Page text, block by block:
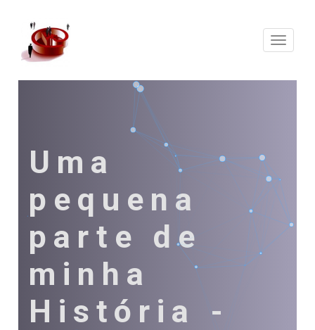
Uma
pequena
parte de
minha
História -